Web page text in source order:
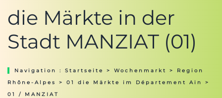
die Märkte in der
Stadt MANZIAT (01)
Navigation : Startseite > Wochenmarkt > Region
Rhône-Alpes
> 01 die Märkte im Département Ain
>
01 / MANZIAT